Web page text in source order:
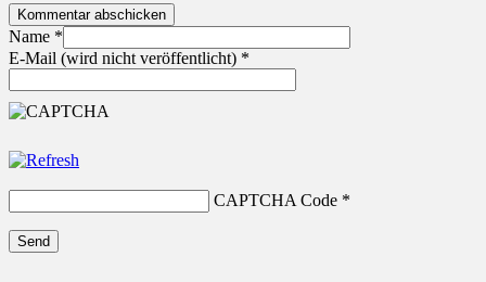
Kommentar abschicken
Name *
E-Mail (wird nicht veröffentlicht) *
CAPTCHA Code *